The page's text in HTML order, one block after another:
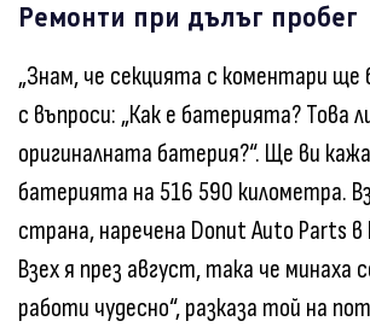
Ремонти при дълъг пробег
„Знам, че секцията с коментари ще
с въпроси: „Как е батерията? Това
оригиналната батерия?“. Ще ви
батерията на 516 590 километра.
страна, наречена Donut Auto Parts в
Взех я през август, така че минаха
работи чудесно“, разказа той на